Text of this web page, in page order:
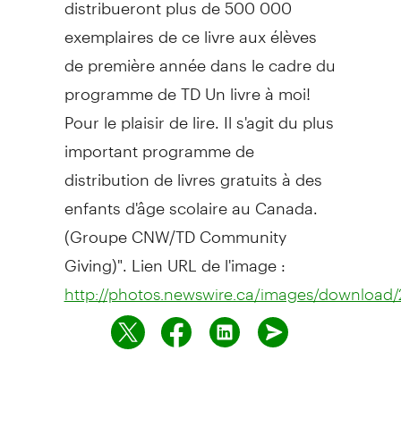
exemplaires de ce livre aux élèves
de première année dans le cadre du
programme de TD Un livre à moi!
Pour le plaisir de lire. Il s'agit du plus
important programme de
distribution de livres gratuits à des
enfants d'âge scolaire au Canada.
(Groupe CNW/TD Community
Giving)". Lien URL de l'image :
http://photos.newswire.ca/images/download/